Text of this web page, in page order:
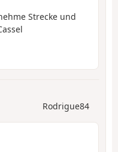
Strecke und
Rodrigue84